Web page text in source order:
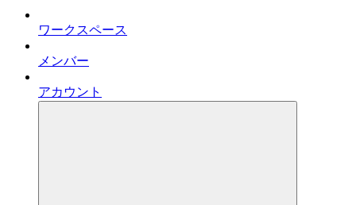
ワークスペース
メンバー
アカウント